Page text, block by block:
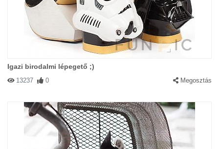
Igazi birodalmi lépegető ;)
13237 0 Megosztás